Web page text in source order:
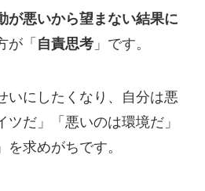
が悪いから望まない結果に
が「 自責思考」です。
いにしたくなり、自分は悪
ツだ」「悪いのは環境だ」
を求めがちです。